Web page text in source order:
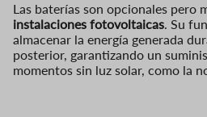
Las baterías son opcionales pero
instalaciones fotovoltaicas. Su
almacenar la energía generada
posterior, garantizando un
momentos sin luz solar, como la